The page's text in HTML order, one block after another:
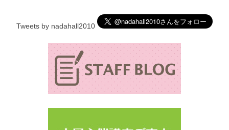
Tweets by nadahall2010